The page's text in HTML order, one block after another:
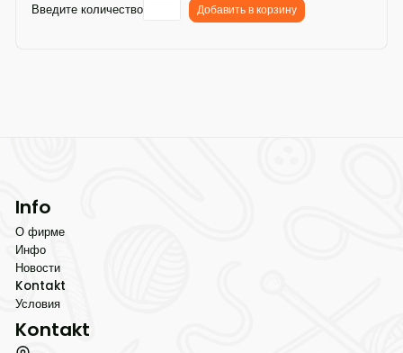
Введите количество
Добавить в корзину
Info
О фирме
Инфо
Новости
Kontakt
Условия
Kontakt